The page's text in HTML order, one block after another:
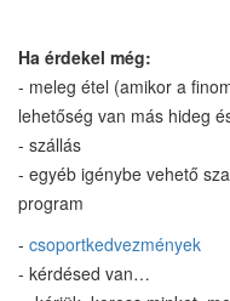
Ha érdekel még:
- meleg étel (amikor a
lehetőség van más hideg
- szállás
- egyéb igénybe vehető
program
- csoportkedvezmények
- kérdésed van…